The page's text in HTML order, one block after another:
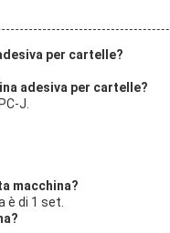
per cartelle?
adesiva per cartelle?
J.
macchina?
è di 1 set.